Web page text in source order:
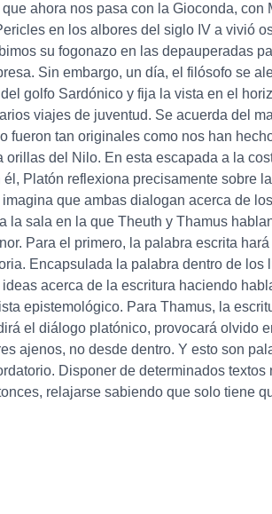
ahora nos pasa con la Gioconda,
en los albores del siglo IV a vivió
su fogonazo en las depauperadas
Sin embargo, un día, el filósofo se
golfo Sardónico y fija la vista en el
viajes de juventud. Se acuerda del
tan originales como nos han
del Nilo. En esta escapada a la
él, Platón reflexiona precisamente sobre
que ambas dialogan acerca de
la sala en la que Theuth y Thamus
Para el primero, la palabra escrita
Encapsulada la palabra dentro de
acerca de la escritura haciendo
epistemológico. Para Thamus, la
el diálogo platónico, provocará olvido
ajenos, no desde dentro. Y esto son
Disponer de determinados
relajarse sabiendo que solo tiene